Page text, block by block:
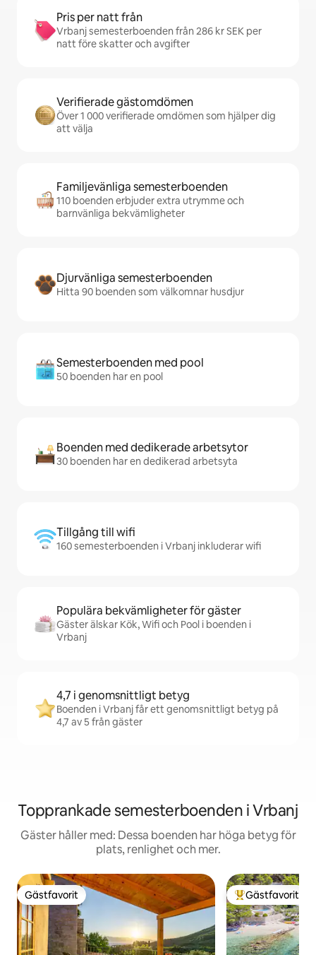
Pris per natt från
Vrbanj semesterboenden från 286 kr SEK per
natt före skatter och avgifter
Verifierade gästomdömen
Över 1 000 verifierade omdömen som hjälper dig
att välja
Familjevänliga semesterboenden
110 boenden erbjuder extra utrymme och
barnvänliga bekvämligheter
Djurvänliga semesterboenden
Hitta 90 boenden som välkomnar husdjur
Semesterboenden med pool
50 boenden har en pool
Boenden med dedikerade arbetsytor
30 boenden har en dedikerad arbetsyta
Tillgång till wifi
160 semesterboenden i Vrbanj inkluderar wifi
Populära bekvämligheter för gäster
Gäster älskar Kök, Wifi och Pool i boenden i
Vrbanj
4,7 i genomsnittligt betyg
Boenden i Vrbanj får ett genomsnittligt betyg på
4,7 av 5 från gäster
Topprankade semesterboenden i Vrbanj
Gäster håller med: Dessa boenden har höga betyg för
plats, renlighet och mer.
Gästfavorit
Gästfavorit Populär
Gästfavorit